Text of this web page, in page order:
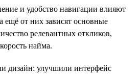
и удобство навигации влияют
ещё от них зависят основные
релевантных откликов,
найма.
дизайн: улучшили интерфейс